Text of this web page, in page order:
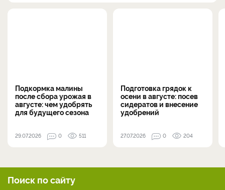
Подкормка малины
после сбора урожая в
августе: чем удобрять
для будущего сезона
29.07.2026 0 511
Подготовка грядок к
осени в августе: посев
сидератов и внесение
удобрений
27.07.2026 0 204
Поиск по сайту